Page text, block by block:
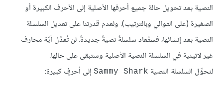
النصية بعد تحويل حالة جميع أحرفها الأصلية إلى الأحرف الكبيرة أو
الصغيرة (على التوالي وبالترتيب). ولعدم قدرتنا على تعديل السلسلة
النصية بعد إنشائها، فستُعاد سلسلةٌ نصيةٌ جديدةٌ. لن تُعدَّل أيّة محارف
غير لاتينية في السلسلة النصية الأصلية وستبقى على حالها.
لنحوِّل السلسلة النصية Sammy Shark إلى أحرفٍ كبيرة: